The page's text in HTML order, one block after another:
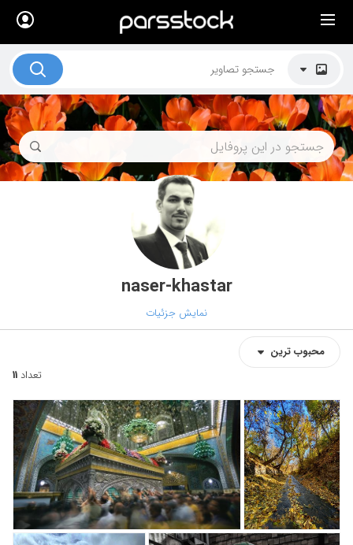
naser-khastar
نمایش جزئیات
محبوب‌‌‌ ترین
تعداد 11
× لیست قیمت ها
کاربرد تصاویر
موضوعات تصاویر
دکوراسیون و فضاها
هنرمندان ایرانی
کسب درآمد از فروش تصاویر